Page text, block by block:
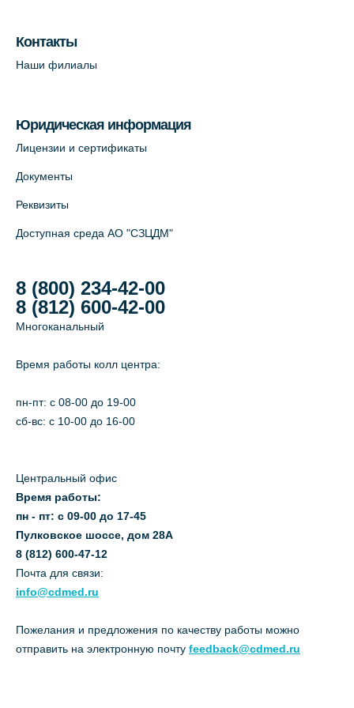
пр. В.О., д.5 (официальный партнёр)
Контакты
Наши филиалы
Юридическая информация
Лицензии и сертификаты
Документы
Реквизиты
Доступная среда АО "СЗЦДМ"
8 (800) 234-42-00
8 (812) 600-42-00
Многоканальный
Время работы колл центра:
пн-пт: c 08-00 до 19-00
сб-вс: с 10-00 до 16-00
Центральный офис
Время работы:
пн - пт: с 09-00 до 17-45
Пулковское шоссе, дом 28А
8 (812) 600-47-12
Почта для связи:
info@cdmed.ru
Пожелания и предложения по качеству работы можно
отправить на электронную почту feedback@cdmed.ru